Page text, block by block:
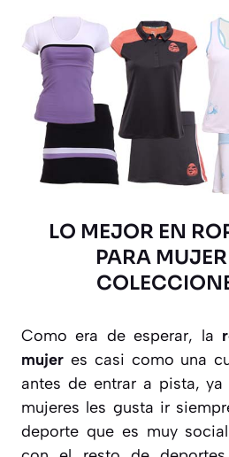
LO MEJOR EN
PARA
Como era de esperar, la
mujer es casi como una
antes de entrar a pista,
mujeres les gusta ir
deporte que es muy